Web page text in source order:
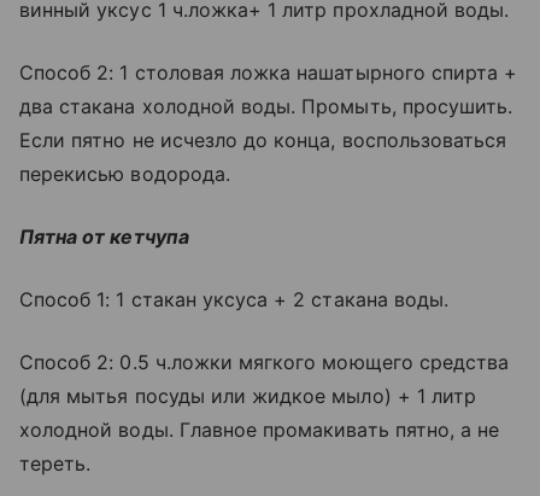
винный уксус 1 ч.ложка+ 1 литр прохладной воды.
Способ 2: 1 столовая ложка нашатырного спирта +
два стакана холодной воды. Промыть, просушить.
Если пятно не исчезло до конца, воспользоваться
перекисью водорода.
Пятна от кетчупа
Способ 1: 1 стакан уксуса + 2 стакана воды.
Способ 2: 0.5 ч.ложки мягкого моющего средства
(для мытья посуды или жидкое мыло) + 1 литр
холодной воды. Главное промакивать пятно, а не
тереть.